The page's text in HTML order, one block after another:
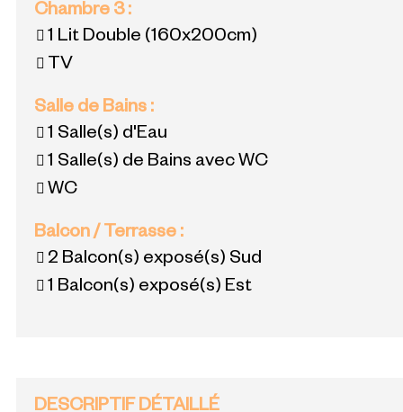
Chambre 3:
1 Lit Double (160x200cm)
TV
Salle de Bains :
1 Salle(s) d'Eau
1 Salle(s) de Bains avec WC
WC
Balcon / Terrasse :
2 Balcon(s) exposé(s) Sud
1 Balcon(s) exposé(s) Est
DESCRIPTIF DÉTAILLÉ